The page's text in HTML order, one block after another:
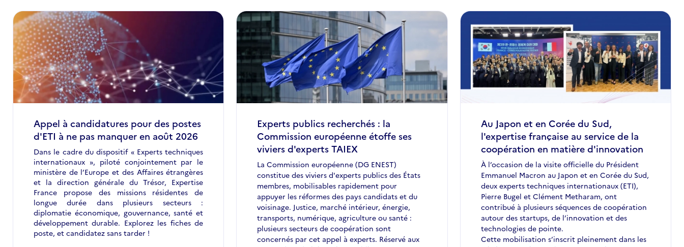
Appel à candidatures pour des postes
d'ETI à ne pas manquer en août 2026
Dans le cadre du dispositif « Experts techniques
internationaux », piloté conjointement par le
ministère de l’Europe et des Affaires étrangères
et la direction générale du Trésor, Expertise
France propose des missions résidentes de
longue durée dans plusieurs secteurs :
diplomatie économique, gouvernance, santé et
développement durable. Explorez les fiches de
poste, et candidatez sans tarder !
Experts publics recherchés : la
Commission européenne étoffe ses
viviers d'experts TAIEX
La Commission européenne (DG ENEST)
constitue des viviers d'experts publics des États
membres, mobilisables rapidement pour
appuyer les réformes des pays candidats et du
voisinage. Justice, marché intérieur, énergie,
transports, numérique, agriculture ou santé :
plusieurs secteurs de coopération sont
concernés par cet appel à experts. Réservé aux
Au Japon et en Corée du Sud,
l'expertise française au service de la
coopération en matière d'innovation
À l’occasion de la visite officielle du Président
Emmanuel Macron au Japon et en Corée du Sud,
deux experts techniques internationaux (ETI),
Pierre Bugel et Clément Metharam, ont
contribué à plusieurs séquences de coopération
autour des startups, de l’innovation et des
technologies de pointe.
Cette mobilisation s’inscrit pleinement dans les